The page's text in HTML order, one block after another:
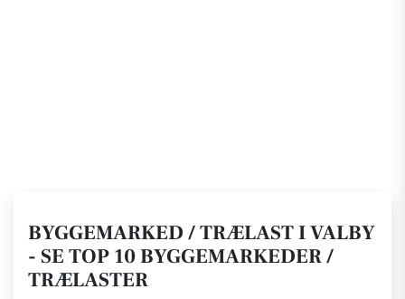
BYGGEMARKED / TRÆLAST I VALBY
- SE TOP 10 BYGGEMARKEDER /
TRÆLASTER